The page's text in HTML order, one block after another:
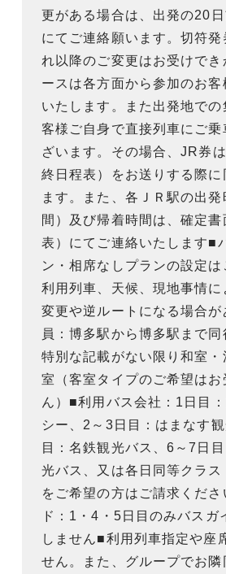
更がある場合は、出発の20
にてご連絡願います。切符発
れ以降のご変更はお受けでき
ースは各方面から参加のお客
いたします。また出発地での
客様ご自身で直接列車にご
ざいます。その場合、JR券
終日程表）をお送りする際に
ます。また、各ＪＲ駅の出
間）及び帰着時間は、確定書
表）にてご連絡いたします■
ン・相席なしプランの設定
利用列車、天候、現地事情
変更や逆ルートになる場合
員：博多駅から博多駅まで同
特別な記載がない限り和室
室（客室タイプのご希望はお
ん）■利用バス会社：1日目
シー、2～3日目：はまなす
目：名鉄観光バス、6～7日
光バス、又は各日同等クラス
をご希望の方はご請求くださ
ド：1・4・5日目のみバスガ
しません■利用列車指定や座
せん。また、グループでお隣